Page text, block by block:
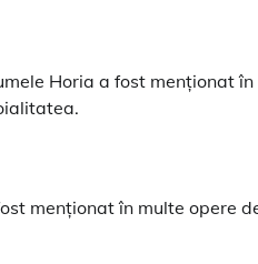
Horia a fost menționat în
menționat în multe opere